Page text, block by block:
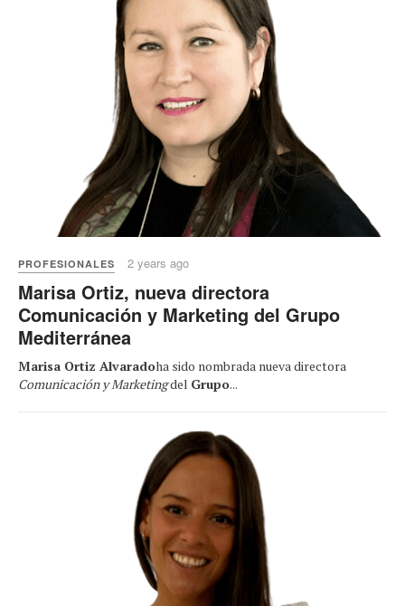
PROFESIONALES 2 years ago
Marisa Ortiz, nueva directora
Comunicación y Marketing del Grupo
Mediterránea
Marisa Ortiz Alvaradoha sido nombrada nueva directora
Comunicación y Marketingdel Grupo...